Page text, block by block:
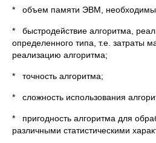
* объем памяти ЭВМ,
* быстродействие алгоритма,
определенного типа, т.е. затраты
реализацию алгоритма;
* точность алгоритма;
* сложность использования
* пригодность алгоритма для
различными статистическими